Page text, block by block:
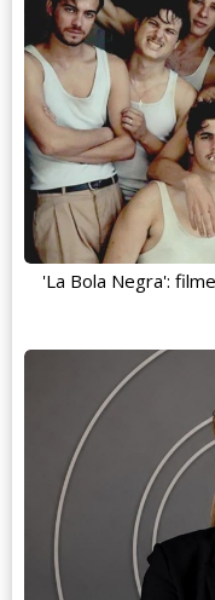
'La Bola Negra':